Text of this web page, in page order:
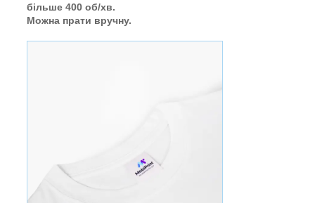
більше 400 об/хв.
Можна прати вручну.